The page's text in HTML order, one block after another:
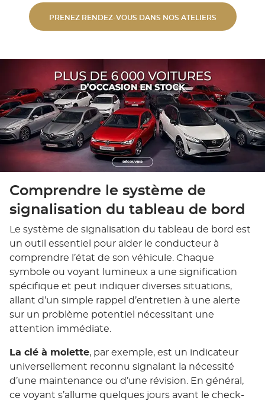
PRENEZ RENDEZ-VOUS DANS NOS ATELIERS
Comprendre le système de
signalisation du tableau de bord
Le système de signalisation du tableau de bord est
un outil essentiel pour aider le conducteur à
comprendre l’état de son véhicule. Chaque
symbole ou voyant lumineux a une signification
spécifique et peut indiquer diverses situations,
allant d’un simple rappel d’entretien à une alerte
sur un problème potentiel nécessitant une
attention immédiate.
La clé à molette, par exemple, est un indicateur
universellement reconnu signalant la nécessité
d’une maintenance ou d’une révision. En général,
ce voyant s’allume quelques jours avant le check-